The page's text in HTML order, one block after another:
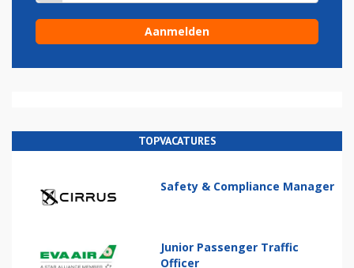
TOPVACATURES
Safety & Compliance Manager
Junior Passenger Traffic
Officer